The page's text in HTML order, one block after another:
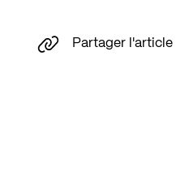
Partager l'article